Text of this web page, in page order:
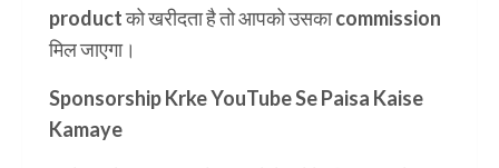
product को खरीदता है तो आपको उसकाcommission
मिल जाएगा।
Sponsorship Krke YouTube Se Paisa Kaise
Kamaye